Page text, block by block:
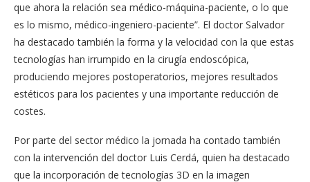
que ahora la relación sea médico-máquina-paciente, o lo que
es lo mismo, médico-ingeniero-paciente”. El doctor Salvador
ha destacado también la forma y la velocidad con la que estas
tecnologías han irrumpido en la cirugía endoscópica,
produciendo mejores postoperatorios, mejores resultados
estéticos para los pacientes y una importante reducción de
costes.
Por parte del sector médico la jornada ha contado también
con la intervención del doctor Luis Cerdá, quien ha destacado
que la incorporación de tecnologías 3D en la imagen